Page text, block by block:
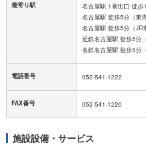
最寄り駅
名古屋駅 1番出口 徒歩
名古屋駅 徒歩5分（東
名古屋駅 徒歩5分（JR
近鉄名古屋駅 徒歩5分
名鉄名古屋駅 徒歩5分
電話番号 052-541-1222
FAX番号 052-541-1220
施設設備・サービス